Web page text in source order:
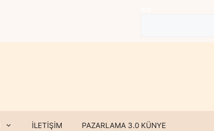
İLETİŞİM PAZARLAMA 3.0 KÜNYE